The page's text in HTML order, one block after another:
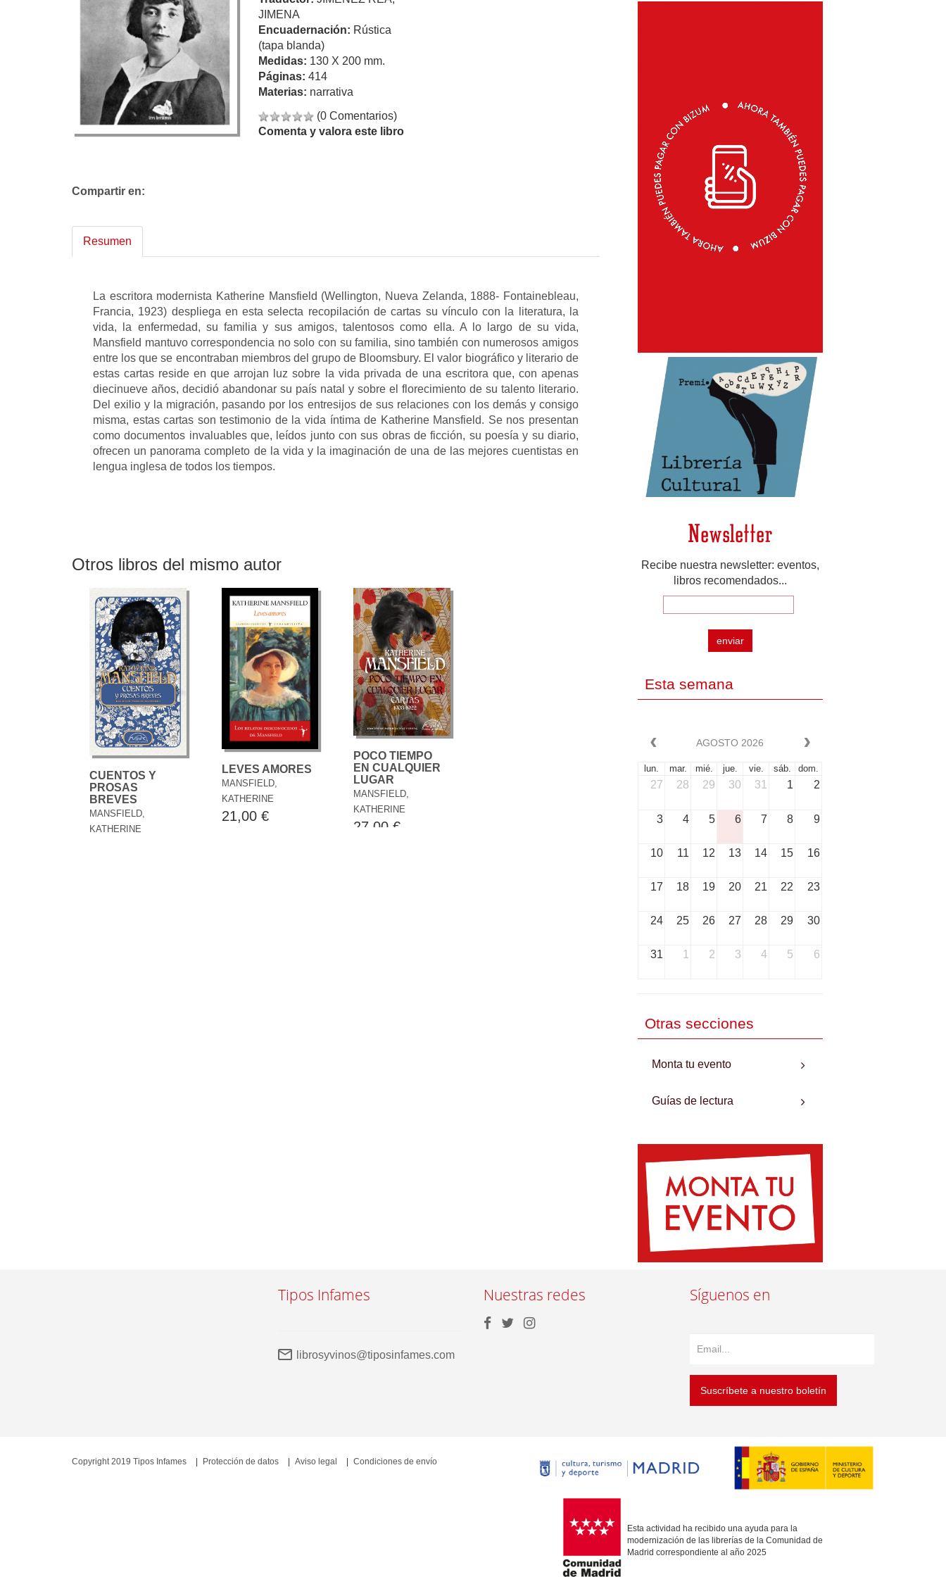
JIMENA
Encuadernación: Rústica
(tapa blanda)
Medidas: 130 X 200 mm.
Páginas: 414
Materias: narrativa
(0 Comentarios)
Comenta y valora este libro
Compartir en:
Resumen
La escritora modernista Katherine Mansfield (Wellington, Nueva Zelanda, 1888- Fontainebleau,
Francia, 1923) despliega en esta selecta recopilación de cartas su vínculo con la literatura, la
vida, la enfermedad, su familia y sus amigos, talentosos como ella. A lo largo de su vida,
Mansfield mantuvo correspondencia no solo con su familia, sino también con numerosos amigos
entre los que se encontraban miembros del grupo de Bloomsbury. El valor biográfico y literario de
estas cartas reside en que arrojan luz sobre la vida privada de una escritora que, con apenas
diecinueve años, decidió abandonar su país natal y sobre el florecimiento de su talento literario.
Del exilio y la migración, pasando por los entresijos de sus relaciones con los demás y consigo
misma, estas cartas son testimonio de la vida íntima de Katherine Mansfield. Se nos presentan
como documentos invaluables que, leídos junto con sus obras de ficción, su poesía y su diario,
ofrecen un panorama completo de la vida y la imaginación de una de las mejores cuentistas en
lengua inglesa de todos los tiempos.
Otros libros del mismo autor
CUENTOS Y
PROSAS
BREVES
MANSFIELD,
KATHERINE
LEVES AMORES
MANSFIELD,
KATHERINE
21,00 €
POCO TIEMPO
EN CUALQUIER
LUGAR
MANSFIELD,
KATHERINE
27,00 €
Newsletter
Recibe nuestra newsletter: eventos,
libros recomendados...
enviar
Esta semana
AGOSTO 2026
lun. mar. mié. jue. vie. sáb. dom.
27 28 29 30 31 1 2
3 4 5 6 7 8 9
10 11 12 13 14 15 16
17 18 19 20 21 22 23
24 25 26 27 28 29 30
31 1 2 3 4 5 6
Otras secciones
Monta tu evento
Guías de lectura
Tipos Infames
librosyvinos@tiposinfames.com
Nuestras redes Síguenos en
Suscríbete a nuestro boletín
Esta actividad ha recibido una ayuda para la
modernización de las librerías de la Comunidad de
Madrid correspondiente al año 2025
Copyright 2019 Tipos Infames Protección de datos Aviso legal Condiciones de envío